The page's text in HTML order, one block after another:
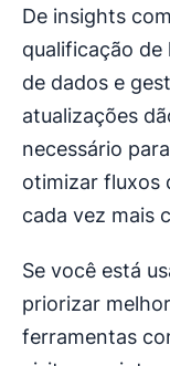
De insights
qualificação de
de dados e
atualizações
necessário
otimizar fluxos
cada vez mais
Se você está
priorizar
ferramentas